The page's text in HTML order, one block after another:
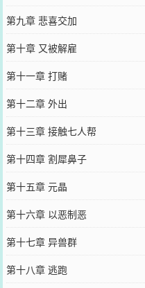
第九章 悲喜交加
第十章 又被解雇
第十一章 打赌
第十二章 外出
第十三章 接触七人帮
第十四章 割犀鼻子
第十五章 元晶
第十六章 以恶制恶
第十七章 异兽群
第十八章 逃跑